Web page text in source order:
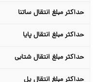
حداکثر مبلغ انتقال ساتنا
حداکثر مبلغ انتقال پایا
حداکثر مبلغ انتقال شتابی
حداکثر مبلغ انتقال پل